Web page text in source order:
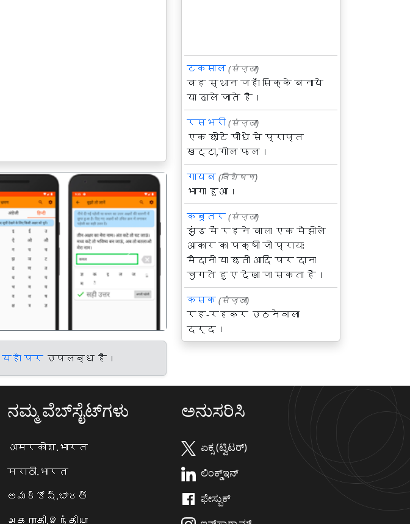
अगला
यहाँ पर उपलब्ध हैं।
टकसाल (संज्ञा)
वह स्थान जहाँ सिक्के बनाये
या ढाले जाते हैं।
रसभरी (संज्ञा)
एक छोटे पौधे से प्राप्त
खट्टा,गोल फल।
गायब (विशेषण)
भागा हुआ।
कबूतर (संज्ञा)
झुंड में रहने वाला एक मँझोले
आकार का पक्षी जो प्रायः
मैदानों या छतों आदि पर दाना
चुगते हुए देखा जा सकता है।
कसक (संज्ञा)
रह-रहकर उठनेवाला
दर्द।
ನಮ್ಮ ವೆಬ್‌ಸೈಟ್‌ಗಳು
अमरकोश.भारत
मराठी.भारत
అమర్కోష్.భారత్
அகராதி.இந்தியா
ಅನುಸರಿಸಿ
ಏಕ್ಸ (ಟ್ವಿಟರ್)
ಲಿಂಕ್ಡ್‌ಇನ್
ಫೇಸ್ಬುಕ್